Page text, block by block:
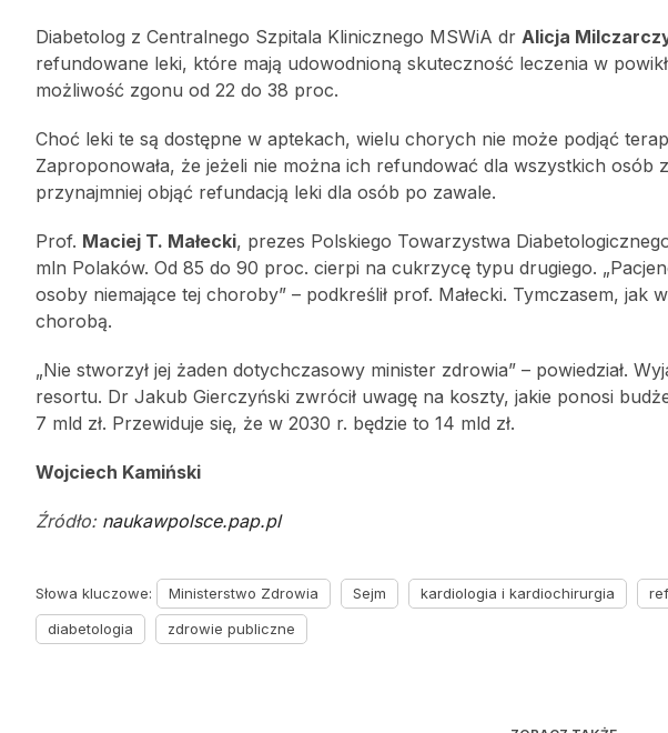
Diabetolog z Centralnego Szpitala Klinicznego MSWiA dr Alicja
refundowane leki, które mają udowodnioną skuteczność leczenia w
możliwość zgonu od 22 do 38 proc.
Choć leki te są dostępne w aptekach, wielu chorych nie może podjąć
Zaproponowała, że jeżeli nie można ich refundować dla wszystkich osób
przynajmniej objąć refundacją leki dla osób po zawale.
Prof. Maciej T. Małecki, prezes Polskiego Towarzystwa
mln Polaków. Od 85 do 90 proc. cierpi na cukrzycę typu drugiego.
osoby niemające tej choroby” – podkreślił prof. Małecki. Tymczasem, jak
chorobą.
„Nie stworzył jej żaden dotychczasowy minister zdrowia” – powiedział.
resortu. Dr Jakub Gierczyński zwrócił uwagę na koszty, jakie ponosi
7 mld zł. Przewiduje się, że w 2030 r. będzie to 14 mld zł.
Wojciech Kamiński
Źródło: naukawpolsce.pap.pl
Słowa kluczowe: Ministerstwo Zdrowia Sejm kardiologia i kardiochirurgia
diabetologia
zdrowie publiczne